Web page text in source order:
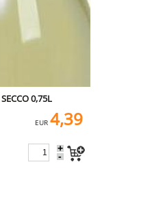
0,75L
EUR 4,39
+
-